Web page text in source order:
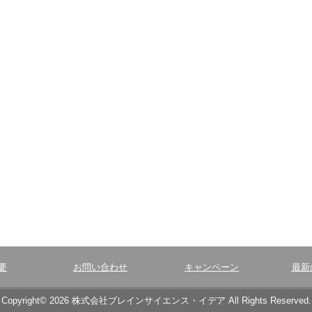
お問い合わせ キャンペーン 最新
Copyright© 2026 株式会社ブレインサイエンス・イデア All Rights Reserved.